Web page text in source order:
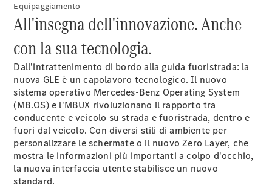
Interlocutore
La nostra
ditta
Lavori &
carriera
Modulo di
contatto
Fissa un
appuntamento
per
l'assistenza
Equipaggiamento
All'insegna dell'innovazione. Anche
con la sua tecnologia.
Dall'intrattenimento di bordo alla guida fuoristrada: la
nuova GLE è un capolavoro tecnologico. Il nuovo
sistema operativo Mercedes-Benz Operating System
(MB.OS) e l'MBUX rivoluzionano il rapporto tra
conducente e veicolo su strada e fuoristrada, dentro e
fuori dal veicolo. Con diversi stili di ambiente per
personalizzare le schermate o il nuovo Zero Layer, che
mostra le informazioni più importanti a colpo d'occhio,
la nuova interfaccia utente stabilisce un nuovo
standard.